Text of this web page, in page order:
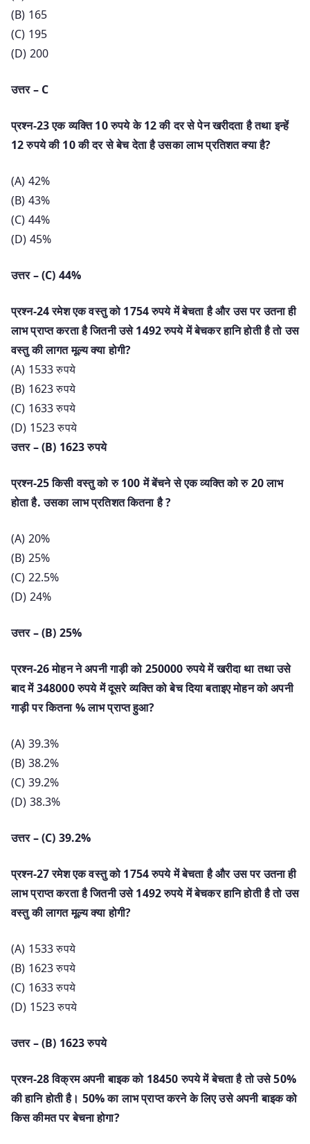
(B) 165
(C) 195
(D) 200
उत्तर – C
प्रश्न-23 एक व्यक्ति 10 रुपये के 12 की दर से पेन खरीदता है तथा इन्हें
12 रुपये की 10 की दर से बेच देता है उसका लाभ प्रतिशत क्या है?
(A) 42%
(B) 43%
(C) 44%
(D) 45%
उत्तर – (C) 44%
प्रश्न-24 रमेश एक वस्तु को 1754 रुपये में बेचता है और उस पर उतना ही
लाभ प्राप्त करता है जितनी उसे 1492 रुपये में बेचकर हानि होती है तो उस
वस्तु की लागत मूल्य क्या होगी?
(A) 1533 रुपये
(B) 1623 रुपये
(C) 1633 रुपये
(D) 1523 रुपये
उत्तर – (B) 1623 रुपये
प्रश्न-25 किसी वस्तु को रु 100 में बेंचने से एक व्यक्ति को रु 20 लाभ
होता है. उसका लाभ प्रतिशत कितना है ?
(A) 20%
(B) 25%
(C) 22.5%
(D) 24%
उत्तर – (B) 25%
प्रश्न-26 मोहन ने अपनी गाड़ी को 250000 रुपये में खरीदा था तथा उसे
बाद में 348000 रुपये में दूसरे व्यक्ति को बेच दिया बताइए मोहन को अपनी
गाड़ी पर कितना % लाभ प्राप्त हुआ?
(A) 39.3%
(B) 38.2%
(C) 39.2%
(D) 38.3%
उत्तर – (C) 39.2%
प्रश्न-27 रमेश एक वस्तु को 1754 रुपये में बेचता है और उस पर उतना ही
लाभ प्राप्त करता है जितनी उसे 1492 रुपये में बेचकर हानि होती है तो उस
वस्तु की लागत मूल्य क्या होगी?
(A) 1533 रुपये
(B) 1623 रुपये
(C) 1633 रुपये
(D) 1523 रुपये
उत्तर – (B) 1623 रुपये
प्रश्न-28 विक्रम अपनी बाइक को 18450 रुपये में बेचता है तो उसे 50%
की हानि होती है। 50% का लाभ प्राप्त करने के लिए उसे अपनी बाइक को
किस कीमत पर बेचना होगा?